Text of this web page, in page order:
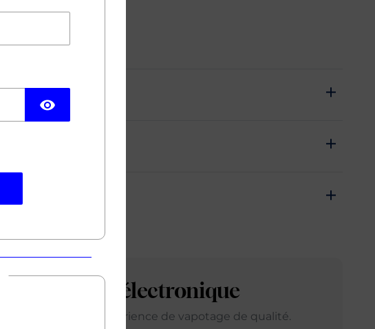
visibility
la cigarette électronique
vous offrir une expérience de vapotage de qualité.